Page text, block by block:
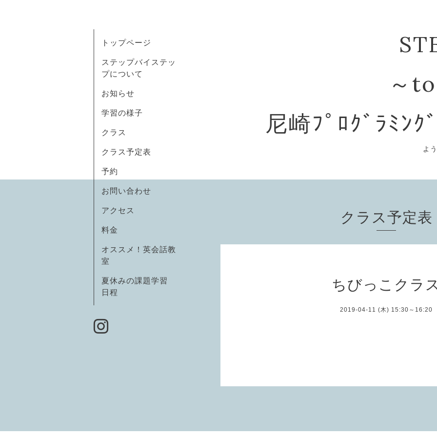
～
尼崎ﾌﾟﾛｸﾞﾗﾐﾝｸ
よ
トップページ
ステップバイステッ
プについて
お知らせ
学習の様子
クラス
クラス予定表
予約
お問い合わせ
アクセス
料金
オススメ！英会話教
室
夏休みの課題学習
日程
クラス予定表
ちびっこクラ
2019-04-11 (木) 15:30～16:20